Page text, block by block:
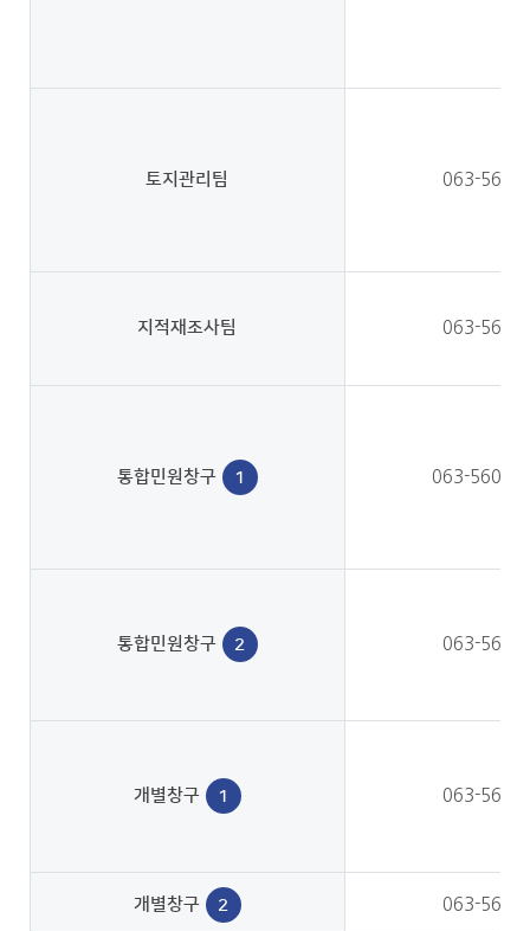
토지관리팀 063-560-
지적재조사팀 063-560-
통합민원창구 1 063-560-
통합민원창구 2 063-560-
개별창구 1 063-560-
개별창구 2 063-560-